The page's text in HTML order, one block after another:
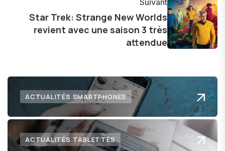
Suivant
Star Trek: Strange New Worlds
revient avec une saison 3 très
attendue
ACTUALITÉS SMARTPHONES
ACTUALITÉS TABLETTES